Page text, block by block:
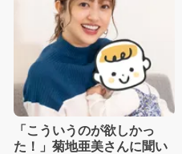
「こういうのが欲しかっ
た！」菊地亜美さんに聞い